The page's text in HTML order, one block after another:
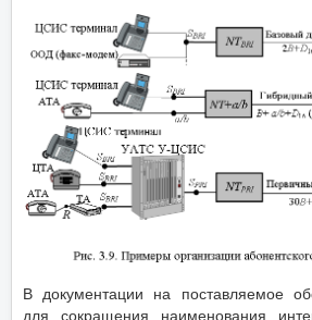
В документации на поставляемое
для сокращения наименования